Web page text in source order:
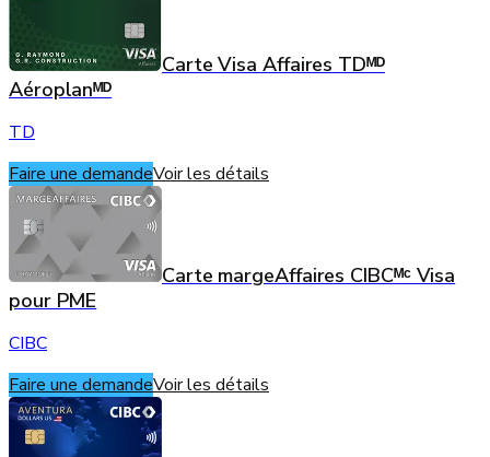
Carte Visa Affaires TDᴹᴰ
Aéroplanᴹᴰ
TD
Faire une demandeVoir les détails
Carte margeAffaires CIBCᴹᶜ Visa
pour PME
CIBC
Faire une demandeVoir les détails